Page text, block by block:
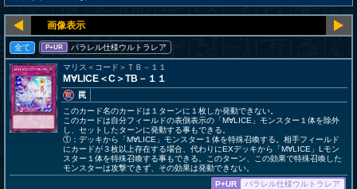
全て P+UR パラレル仕様ウルトラレア
マリス＜コード＞ＴＢ－１１
M∀LICE＜C＞TB－１１
罠
このカード名のカードは１ターンに１枚しか発動できない。
このカードは自分フィールドの表側表示の「M∀LICE」モンスター１体を除外
し、セットしたターンに発動する事もできる。
①：デッキから「M∀LICE」モンスター１体を特殊召喚する。相手フィールド
にカードが３枚以上存在する場合、代わりにEXデッキから「M∀LICE」Lモン
スター１体を特殊召喚する事もできる。このターン、この効果で特殊召喚した
モンスターは攻撃できず、その効果は発動できない。
P+UR
パラレル仕様ウルトラレア